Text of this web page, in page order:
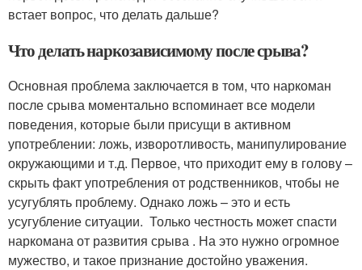
встает вопрос, что делать дальше?
Что делать наркозависимому после срыва?
Основная проблема заключается в том, что наркоман
после срыва моментально вспоминает все модели
поведения, которые были присущи в активном
употреблении: ложь, изворотливость, манипулирование
окружающими и т.д. Первое, что приходит ему в голову –
скрыть факт употребления от родственников, чтобы не
усугублять проблему. Однако ложь – это и есть
усугубление ситуации. Только честность может спасти
наркомана от развития срыва . На это нужно огромное
мужество, и такое признание достойно уважения.